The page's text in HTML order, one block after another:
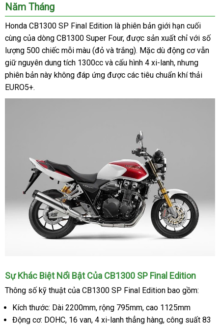
Năm Tháng
Honda CB1300 SP Final Edition là phiên bản giới hạn cuối
cùng của dòng CB1300 Super Four, được sản xuất chỉ với số
lượng 500 chiếc mỗi màu (đỏ và trắng). Mặc dù động cơ vẫn
giữ nguyên dung tích 1300cc và cấu hình 4 xi-lanh, nhưng
phiên bản này không đáp ứng được các tiêu chuẩn khí thải
EURO5+.
Sự Khác Biệt Nổi Bật Của CB1300 SP Final Edition
Thông số kỹ thuật của CB1300 SP Final Edition bao gồm:
Kích thước: Dài 2200mm, rộng 795mm, cao 1125mm
Động cơ: DOHC, 16 van, 4 xi-lanh thẳng hàng, công suất 83